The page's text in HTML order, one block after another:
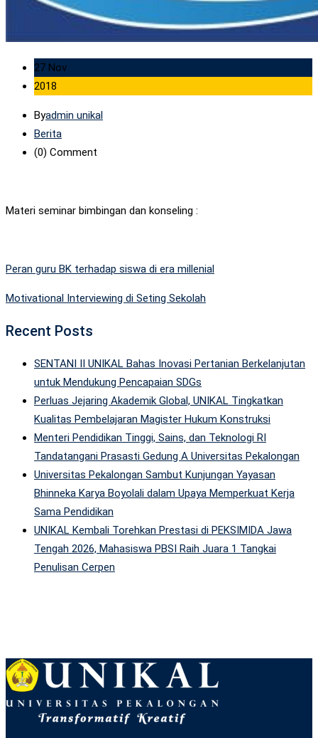
27 Nov
2018
Byadmin unikal
Berita
(0) Comment
Materi seminar bimbingan dan konseling :
Peran guru BK terhadap siswa di era millenial
Motivational Interviewing di Seting Sekolah
Recent Posts
SENTANI II UNIKAL Bahas Inovasi Pertanian Berkelanjutan
untuk Mendukung Pencapaian SDGs
Perluas Jejaring Akademik Global, UNIKAL Tingkatkan
Kualitas Pembelajaran Magister Hukum Konstruksi
Menteri Pendidikan Tinggi, Sains, dan Teknologi RI
Tandatangani Prasasti Gedung A Universitas Pekalongan
Universitas Pekalongan Sambut Kunjungan Yayasan
Bhinneka Karya Boyolali dalam Upaya Memperkuat Kerja
Sama Pendidikan
UNIKAL Kembali Torehkan Prestasi di PEKSIMIDA Jawa
Tengah 2026, Mahasiswa PBSI Raih Juara 1 Tangkai
Penulisan Cerpen